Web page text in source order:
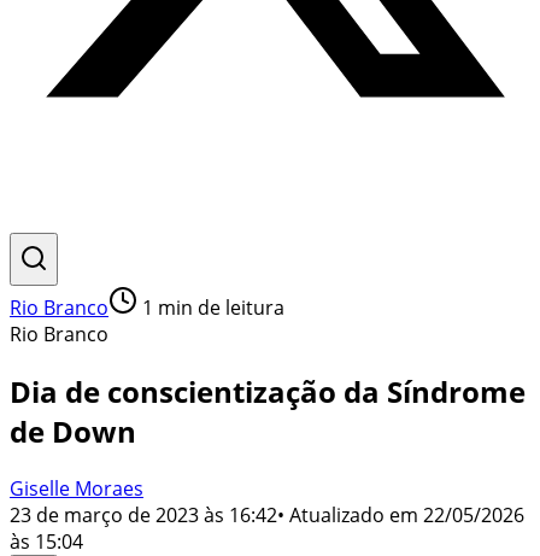
Rio Branco 1 min de leitura
Rio Branco
Dia de conscientização da Síndrome
de Down
Giselle Moraes
23 de março de 2023 às 16:42• Atualizado em 22/05/2026
às 15:04